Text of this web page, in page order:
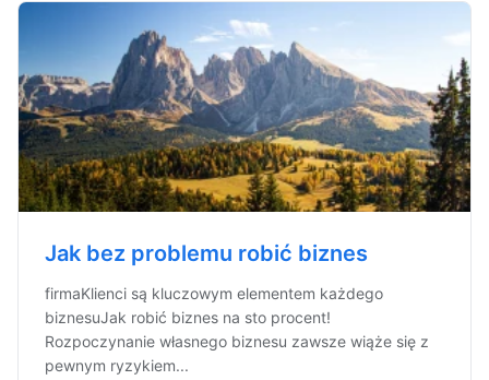
Jak bez problemu robić biznes
firmaKlienci są kluczowym elementem każdego
biznesuJak robić biznes na sto procent!
Rozpoczynanie własnego biznesu zawsze wiąże się z
pewnym ryzykiem...